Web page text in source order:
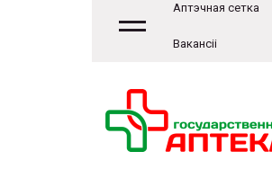
Аптэчная сетка
Вакансіі